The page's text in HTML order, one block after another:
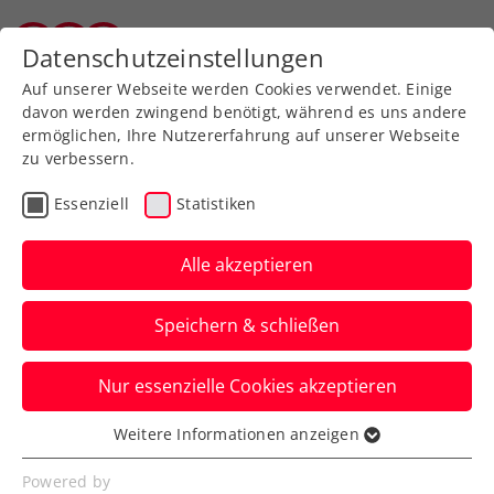
Zurück zur Newsübersicht
Turniere
Sparkasse Salzburg
Open: Neumayer,
Neuchrist und
Oberleitner eröffnen
In der Qualifikation ist beim ATP-125-
Challenger in Salzburg nur noch Sandro
Kopp dabei.
Datenschutzeinstellungen
Auf unserer Webseite werden Cookies verwendet. Einige
davon werden zwingend benötigt, während es uns andere
ermöglichen, Ihre Nutzererfahrung auf unserer Webseite
zu verbessern.
Essenziell Statistiken
Alle akzeptieren
Speichern & schließen
Nur essenzielle Cookies akzeptieren
Essenziell
Essenzielle Cookies werden für grundlegende
Weitere Informationen anzeigen
Powered by